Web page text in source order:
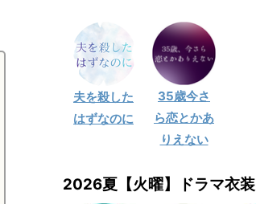
夫を殺した
はずなのに
35歳今さ
ら恋とかあ
りえない
2026夏【火曜】ドラマ衣装